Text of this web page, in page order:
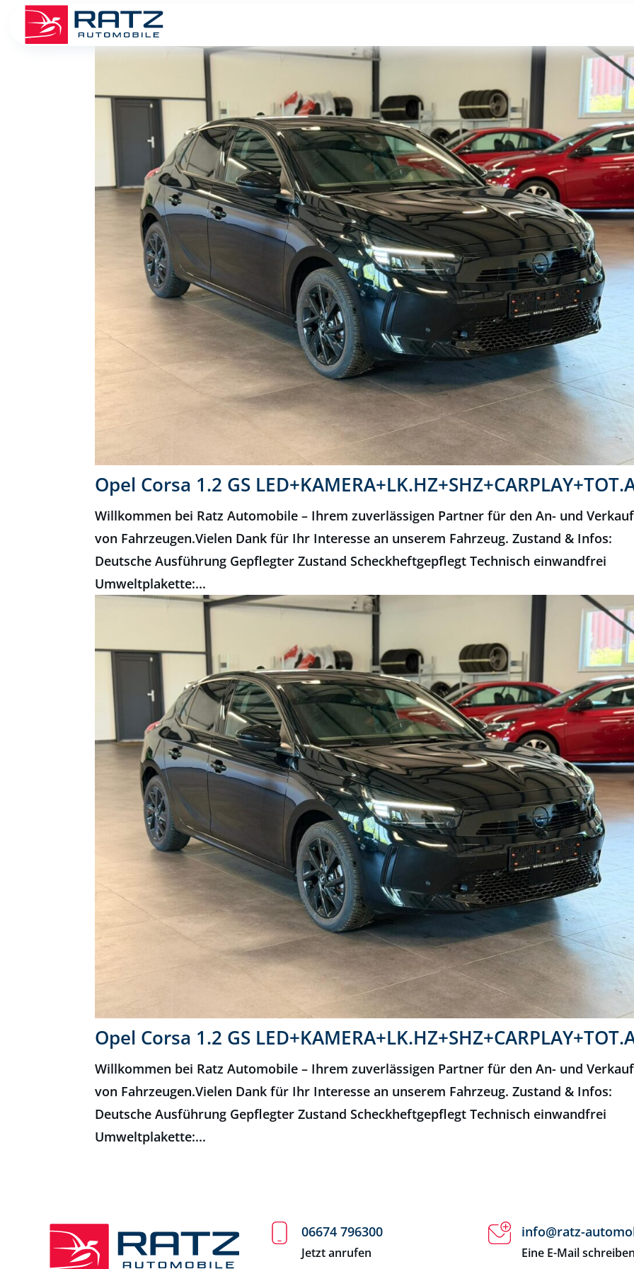
Opel Corsa 1.2 GS
Willkommen bei Ratz Automobile – Ihrem zuverlässigen Partner für den An- und Verkauf
von Fahrzeugen.Vielen Dank für Ihr Interesse an unserem Fahrzeug. Zustand & Infos:
Deutsche Ausführung Gepflegter Zustand Scheckheftgepflegt Technisch einwandfrei
Umweltplakette:...
Opel Corsa 1.2 GS
Willkommen bei Ratz Automobile – Ihrem zuverlässigen Partner für den An- und Verkauf
von Fahrzeugen.Vielen Dank für Ihr Interesse an unserem Fahrzeug. Zustand & Infos:
Deutsche Ausführung Gepflegter Zustand Scheckheftgepflegt Technisch einwandfrei
Umweltplakette:...
06674 796300
Jetzt anrufen
info@ratz-
Eine E-Mail